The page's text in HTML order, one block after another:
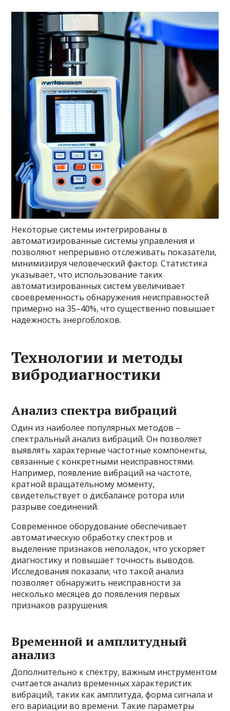
Некоторые системы интегрированы в
автоматизированные системы управления и
позволяют непрерывно отслеживать показатели,
минимизируя человеческий фактор. Статистика
указывает, что использование таких
автоматизированных систем увеличивает
своевременность обнаружения неисправностей
примерно на 35–40%, что существенно повышает
надежность энергоблоков.
Технологии и методы
вибродиагностики
Анализ спектра вибраций
Один из наиболее популярных методов –
спектральный анализ вибраций. Он позволяет
выявлять характерные частотные компоненты,
связанные с конкретными неисправностями.
Например, появление вибраций на частоте,
кратной вращательному моменту,
свидетельствует о дисбалансе ротора или
разрыве соединений.
Современное оборудование обеспечивает
автоматическую обработку спектров и
выделение признаков неполадок, что ускоряет
диагностику и повышает точность выводов.
Исследования показали, что такой анализ
позволяет обнаружить неисправности за
несколько месяцев до появления первых
признаков разрушения.
Временной и амплитудный
анализ
Дополнительно к спектру, важным инструментом
считается анализ временных характеристик
вибраций, таких как амплитуда, форма сигнала и
его вариации во времени. Такие параметры